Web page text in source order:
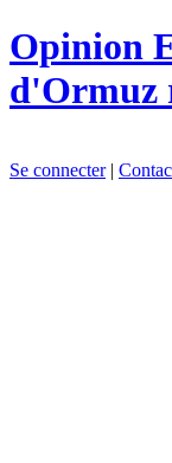
Opinion
d'Ormuz
Se connecter|